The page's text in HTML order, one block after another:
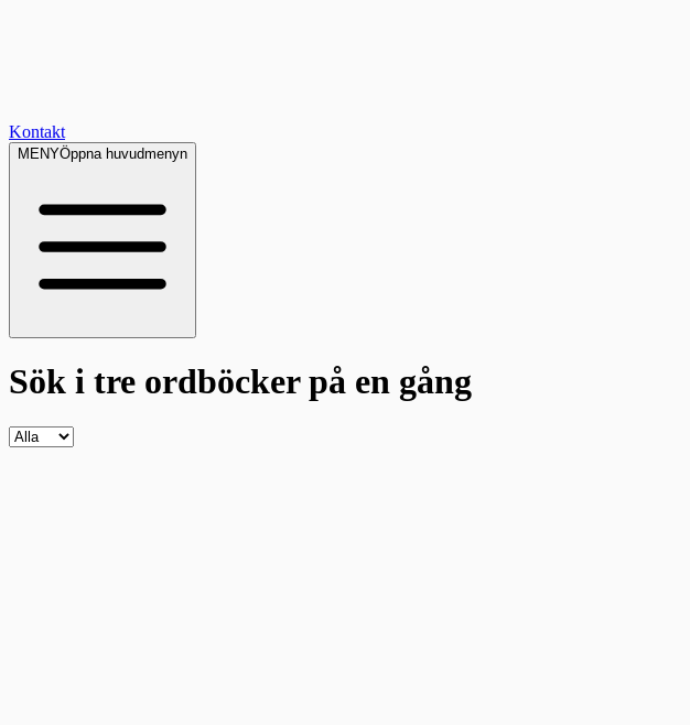
Kontakt
MENYÖppna huvudmenyn
Sök i tre ordböckerpå en gång